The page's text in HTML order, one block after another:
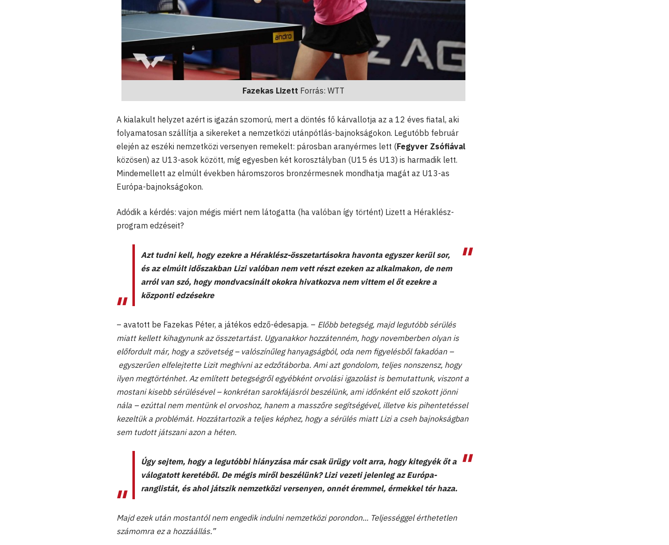
Fazekas Lizett Forrás: WTT
A kialakult helyzet azért is igazán szomorú, mert a döntés fő kárvallotja az a 12 éves fiatal, aki
folyamatosan szállítja a sikereket a nemzetközi utánpótlás-bajnokságokon. Legutóbb február
elején az eszéki nemzetközi versenyen remekelt: párosban aranyérmes lett (Fegyver Zsófiával
közösen) az U13-asok között, míg egyesben két korosztályban (U15 és U13) is harmadik lett.
Mindemellett az elmúlt években háromszoros bronzérmesnek mondhatja magát az U13-as
Európa-bajnokságokon.
Adódik a kérdés: vajon mégis miért nem látogatta (ha valóban így történt) Lizett a Héraklész-
program edzéseit?
Azt tudni kell, hogy ezekre a Héraklész-összetartásokra havonta egyszer kerül sor,
és az elmúlt időszakban Lizi valóban nem vett részt ezeken az alkalmakon, de nem
arról van szó, hogy mondvacsinált okokra hivatkozva nem vittem el őt ezekre a
központi edzésekre
– avatott be Fazekas Péter, a játékos edző-édesapja. – Előbb betegség, majd legutóbb sérülés
miatt kellett kihagynunk az összetartást. Ugyanakkor hozzátenném, hogy novemberben olyan is
előfordult már, hogy a szövetség – valószínűleg hanyagságból, oda nem figyelésből fakadóan –
egyszerűen elfelejtette Lizit meghívni az edzőtáborba. Ami azt gondolom, teljes nonszensz, hogy
ilyen megtörténhet. Az említett betegségről egyébként orvolási igazolást is bemutattunk, viszont a
mostani kisebb sérülésével – konkrétan sarokfájásról beszélünk, ami időnként elő szokott jönni
nála – ezúttal nem mentünk el orvoshoz, hanem a masszőre segítségével, illetve kis pihentetéssel
kezeltük a problémát. Hozzátartozik a teljes képhez, hogy a sérülés miatt Lizi a cseh bajnokságban
sem tudott játszani azon a héten.
Úgy sejtem, hogy a legutóbbi hiányzása már csak ürügy volt arra, hogy kitegyék őt a
válogatott keretéből. De mégis miről beszélünk? Lizi vezeti jelenleg az Európa-
ranglistát, és ahol játszik nemzetközi versenyen, onnét éremmel, érmekkel tér haza.
Majd ezek után mostantól nem engedik indulni nemzetközi porondon... Teljességgel érthetetlen
számomra ez a hozzáállás.”